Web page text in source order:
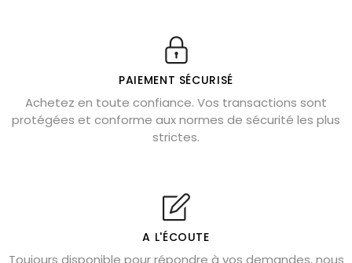
Véritable citrine naturelle non chauffée
Où placer la citrine dans la maison
Cornaline : propriétés magiques
Capricorne : quelles pierres choisir
Shungite : purification et protection
Bagues en labradorite argent 925
PAIEMENT SÉCURISÉ
Achetez en toute confiance. Vos transactions sont
protégées et conforme aux normes de sécurité les plus
strictes.
A L'ÉCOUTE
Toujours disponible pour répondre à vos demandes, nous